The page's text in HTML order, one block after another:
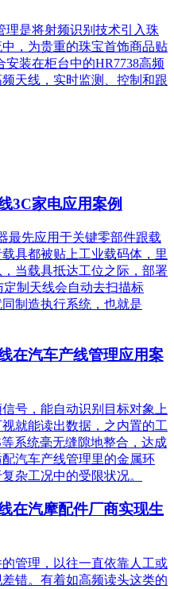
理是将射频识别技术引入珠
，为贵重的珠宝首饰商品贴
安装在柜台中的HR7738高频
天线，实时监测、控制和跟
3C家电应用案例
最先应用于关键零部件跟载
具都被贴上工业载码体，里
当载具抵达工位之际，部署
定制天线会自动去扫描标
制造执行系统，也就是
在汽车产线管理应用案
号，能自动识别目标对象上
就能读出数据，之内置的工
系统毫无缝隙地整合，达成
汽车产线管理里的金属环
杂工况中的受限状况。
在汽摩配件厂商实现生
管理，以往一直依靠人工或
错。有着如高频读头这类的